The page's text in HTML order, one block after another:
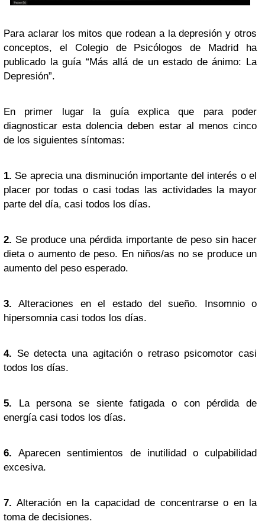
Para aclarar los mitos que rodean a la depresión y otros
conceptos, el Colegio de Psicólogos de Madrid ha
publicado la guía “Más allá de un estado de ánimo: La
Depresión”.
En primer lugar la guía explica que para poder
diagnosticar esta dolencia deben estar al menos cinco
de los siguientes síntomas:
1. Se aprecia una disminución importante del interés o el
placer por todas o casi todas las actividades la mayor
parte del día, casi todos los días.
2. Se produce una pérdida importante de peso sin hacer
dieta o aumento de peso. En niños/as no se produce un
aumento del peso esperado.
3. Alteraciones en el estado del sueño. Insomnio o
hipersomnia casi todos los días.
4. Se detecta una agitación o retraso psicomotor casi
todos los días.
5. La persona se siente fatigada o con pérdida de
energía casi todos los días.
6. Aparecen sentimientos de inutilidad o culpabilidad
excesiva.
7. Alteración en la capacidad de concentrarse o en la
toma de decisiones.